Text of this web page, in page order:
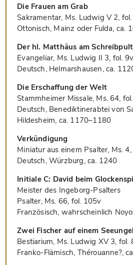
Die Frauen am Grab
Sakramentar, Ms. Ludwig V 2,
Ottonisch, Mainz oder Fulda, ca.
Der hl. Matthäus am Schreibpult
Evangeliar, Ms. Ludwig II 3, fol. 9v
Deutsch, Helmarshausen, ca.
Die Erschaffung der Welt
Stammheimer Missale, Ms. 64,
Deutsch, Benediktinerabtei von
Hildesheim, ca. 1170–1180
Verkündigung
Miniatur aus einem Psalter, Ms.
Deutsch, Würzburg, ca. 1240
Initiale C: David beim
Meister des Ingeborg-Psalters
Psalter, Ms. 66, fol. 105v
Französisch, wahrscheinlich
Zwei Fischer auf einem
Bestiarium, Ms. Ludwig XV 3, fol.
Franko-Flämisch, Thérouanne?,